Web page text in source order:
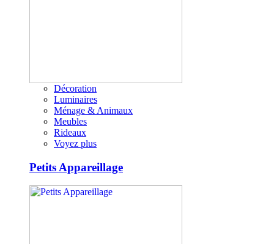
Décoration
Luminaires
Ménage & Animaux
Meubles
Rideaux
Voyez plus
Petits Appareillage